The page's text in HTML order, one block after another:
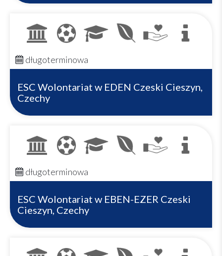
długoterminowa
ESC Wolontariat w EDEN Czeski Cieszyn,
Czechy
długoterminowa
ESC Wolontariat w EBEN-EZER Czeski
Cieszyn, Czechy